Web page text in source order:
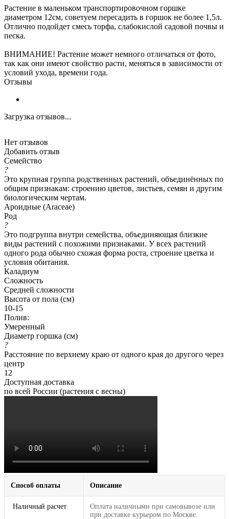
Растение в маленьком транспортировочном горшке
диаметром 12см, советуем пересадить в горшок не более 1,5л.
Отлично подойдет смесь торфа, слабокислой садовой почвы и
песка.
ВНИМАНИЕ! Растение может немного отличаться от фото,
так как они имеют свойство расти, меняться в зависимости от
условий ухода, времени года.
Отзывы
Загрузка отзывов...
Нет отзывов
Добавить отзыв
Семейство
?
Это крупная группа родственных растений, объединённых по
общим признакам: строению цветов, листьев, семян и другим
биологическим чертам.
Ароидные (Araceae)
Род
?
Это подгруппа внутри семейства, объединяющая близкие
виды растений с похожими признаками. У всех растений
одного рода обычно схожая форма роста, строение цветка и
условия обитания.
Каладиум
Сложность
Средней сложности
Высота от пола (см)
10-15
Полив:
Умеренный
Диаметр горшка (см)
?
Расстояние по верхнему краю от одного края до другого через
центр
12
Доступная доставка
по всей России (растения с весны)
Способ оплаты Описание
Наличный расчет
Оплата наличными при самовывозе или
при доставке курьером по Москве.